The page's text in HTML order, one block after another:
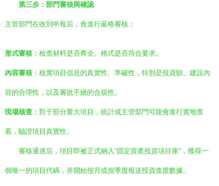
第三步：部門審核與確認
主管部門在收到申報后，會進行嚴格審核：
形式審核 ：檢查材料是否齊全、格式是否符合要求。
內容審核 ：核實項目信息的真實性、準確性，特別是投資額、建設內
容的合理性，以及審批手續的合規性。
現場核查 ：對于部分重大項目，統計或主管部門可能會進行實地查
看，驗證項目真實性。
審核通過后，項目即被正式納入“固定資產投資項目庫”，獲得一
個唯一的項目代碼，并開始按月或按季度報送投資進度數據。